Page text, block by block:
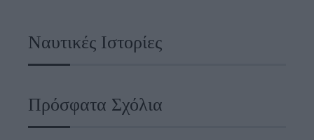
Ναυτικές Ιστορίες
Πρόσφατα Σχόλια